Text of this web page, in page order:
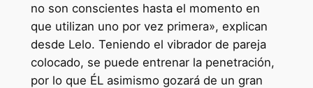
no son conscientes hasta el momento en
que utilizan uno por vez primera», explican
desde Lelo. Teniendo el vibrador de pareja
colocado, se puede entrenar la penetración,
por lo que ÉL asimismo gozará de un gran